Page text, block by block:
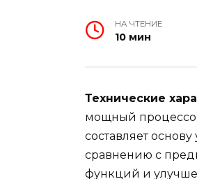
НА ЧТЕНИЕ
10 мин
Технические
мощный
составляет
сравнению с
функций и